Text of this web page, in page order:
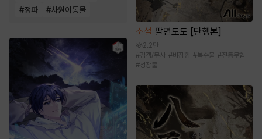
#정파 #차원이동물
소설 팔면도도 [단행본]
2.2만
#검객/무사 #비장함 #복수물 #전통무협
#성장물